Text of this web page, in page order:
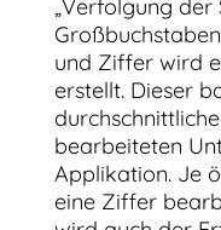
„Verfolgung der
und Ziffer wird
erstellt. Dieser
bearbeiteten
Applikation. Je
eine Ziffer